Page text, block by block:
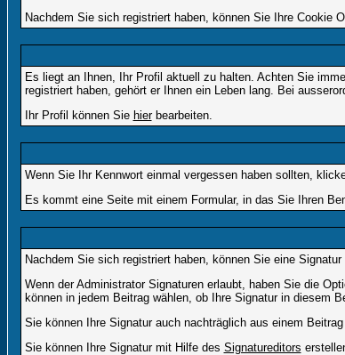
Nachdem Sie sich registriert haben, können Sie Ihre Cookie
Es liegt an Ihnen, Ihr Profil aktuell zu halten. Achten Sie
registriert haben, gehört er Ihnen ein Leben lang. Bei
Ihr Profil können Sie hierbearbeiten.
Wenn Sie Ihr Kennwort einmal vergessen haben sollten,
Es kommt eine Seite mit einem Formular, in das Sie Ihren
Nachdem Sie sich registriert haben, können Sie eine
Wenn der Administrator Signaturen erlaubt, haben Sie die
können in jedem Beitrag wählen, ob Ihre Signatur in diesem
Sie können Ihre Signatur auch nachträglich aus einem
Sie können Ihre Signatur mit Hilfe des Signatureditors